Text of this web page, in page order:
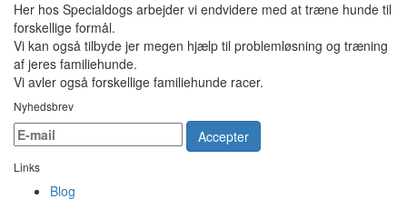
Her hos Specialdogs arbejder vi endvidere med at træne hunde til
forskellige formål.
Vi kan også tilbyde jer megen hjælp til problemløsning og træning
af jeres familiehunde.
Vi avler også forskellige familiehunde racer.
Nyhedsbrev
Accepter
Links
Blog